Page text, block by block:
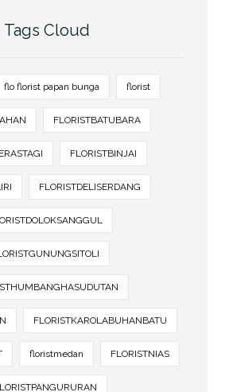
Tags Cloud
flo florist papan bunga florist
FLORISTBATUBARA
FLORISTBINJAI
FLORISTDELISERDANG
FLORISTKAROLABUHANBATU
floristmedan FLORISTNIAS